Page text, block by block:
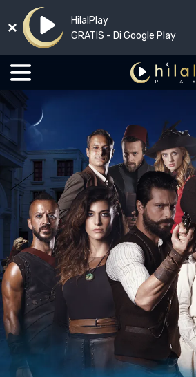
HilalPlay
GRATIS - Di Google Play